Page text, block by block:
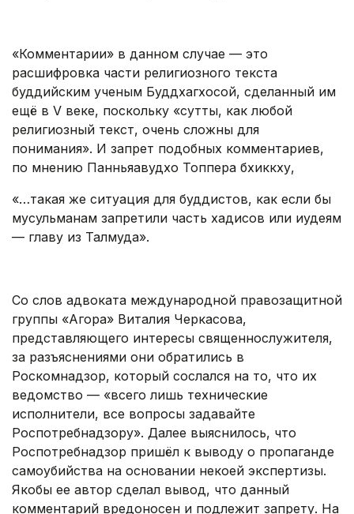
«Комментарии» в данном случае — это
расшифровка части религиозного текста
буддийским ученым Буддхагхосой, сделанный им
ещё в V веке, поскольку «сутты, как любой
религиозный текст, очень сложны для
понимания». И запрет подобных комментариев,
по мнению Панньяавудхо Топпера бхиккху,
«…такая же ситуация для буддистов, как если бы
мусульманам запретили часть хадисов или иудеям
— главу из Талмуда».
Со слов адвоката международной правозащитной
группы «Агора» Виталия Черкасова,
представляющего интересы священнослужителя,
за разъяснениями они обратились в
Роскомнадзор, который сослался на то, что их
ведомство — «всего лишь технические
исполнители, все вопросы задавайте
Роспотребнадзору». Далее выяснилось, что
Роспотребнадзор пришёл к выводу о пропаганде
самоубийства на основании некоей экспертизы.
Якобы ее автор сделал вывод, что данный
комментарий вредоносен и подлежит запрету. На